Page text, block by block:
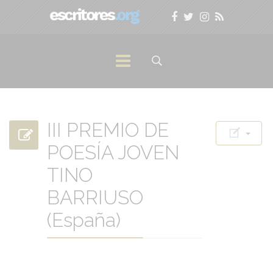
III PREMIO DE
POESÍA JOVEN
TINO
BARRIUSO
(España)